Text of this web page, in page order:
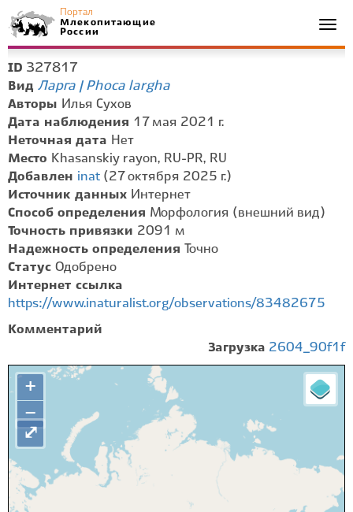
Портал
Млекопитающие
России
ID 327817
Вид Ларга | Phoca largha
Авторы Илья Сухов
Дата наблюдения 17 мая 2021 г.
Неточная дата Нет
Место Khasanskiy rayon, RU-PR, RU
Добавлен inat (27 октября 2025 г.)
Источник данных Интернет
Способ определения Морфология (внешний вид)
Точность привязки 2091 м
Надежность определения
Точно
Статус Одобрено
Интернет ссылка
https://www.inaturalist.org/observations/83482675
Комментарий
Загрузка 2604_90f1f
+
−
⤢